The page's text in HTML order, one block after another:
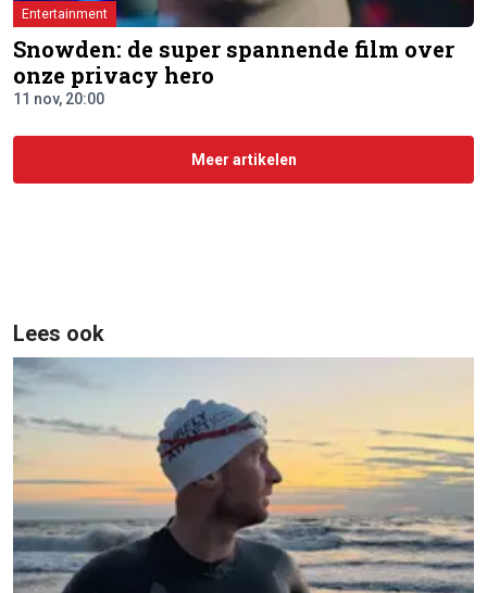
Entertainment
Snowden: de super spannende film over
onze privacy hero
11 nov, 20:00
Meer artikelen
Lees ook